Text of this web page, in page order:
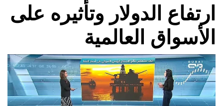
ارتفاع الدولار وتأثيره على
الأسواق العالمية